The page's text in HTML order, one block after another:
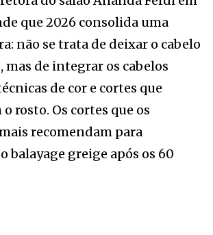
que 2026 consolida uma
não se trata de deixar o cabelo
mas de integrar os cabelos
de cor e cortes que
rosto. Os cortes que os
recomendam para
balayage greige após os 60